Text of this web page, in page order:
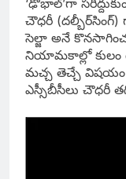
‘ఢోభాల్‌’గా
చౌధరీ
సెల్జా అనే
నియామకాల్లో కులం
మచ్చ తెచ్చే
ఎస్సీబీసీలు చౌధరీ